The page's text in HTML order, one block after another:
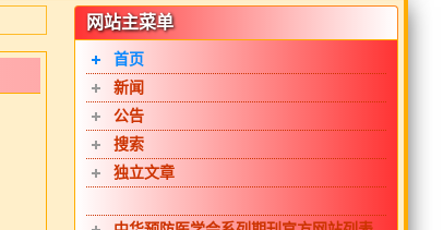
网站主菜单
首页
新闻
公告
搜索
独立文章